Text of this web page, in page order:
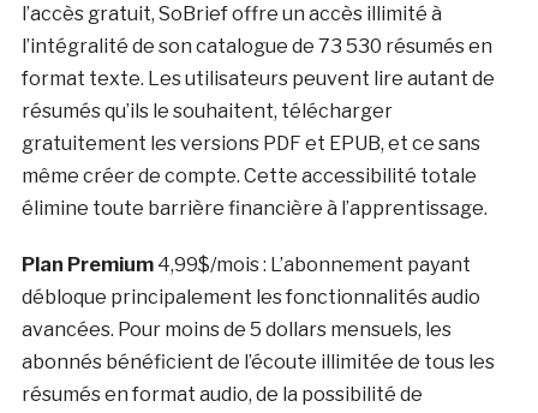
l’accès gratuit, SoBrief offre un accès illimité à
l’intégralité de son catalogue de 73 530 résumés en
format texte. Les utilisateurs peuvent lire autant de
résumés qu’ils le souhaitent, télécharger
gratuitement les versions PDF et EPUB, et ce sans
même créer de compte. Cette accessibilité totale
élimine toute barrière financière à l’apprentissage.
Plan Premium 4,99$/mois: L’abonnement payant
débloque principalement les fonctionnalités audio
avancées. Pour moins de 5 dollars mensuels, les
abonnés bénéficient de l’écoute illimitée de tous les
résumés en format audio, de la possibilité de